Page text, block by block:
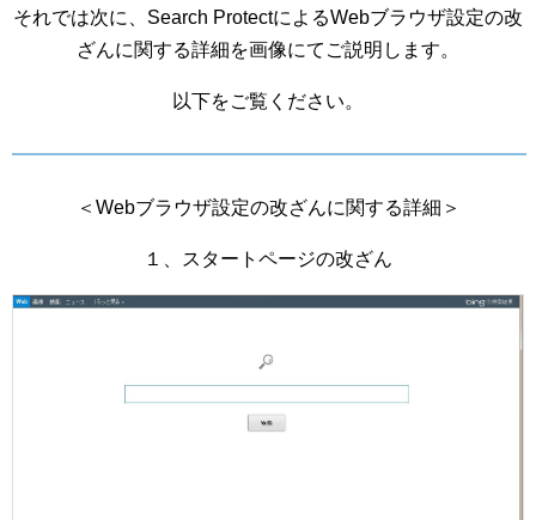
それでは次に、Search ProtectによるWebブラウザ設定の改
ざんに関する詳細を画像にてご説明します。
以下をご覧ください。
＜Webブラウザ設定の改ざんに関する詳細＞
１、スタートページの改ざん